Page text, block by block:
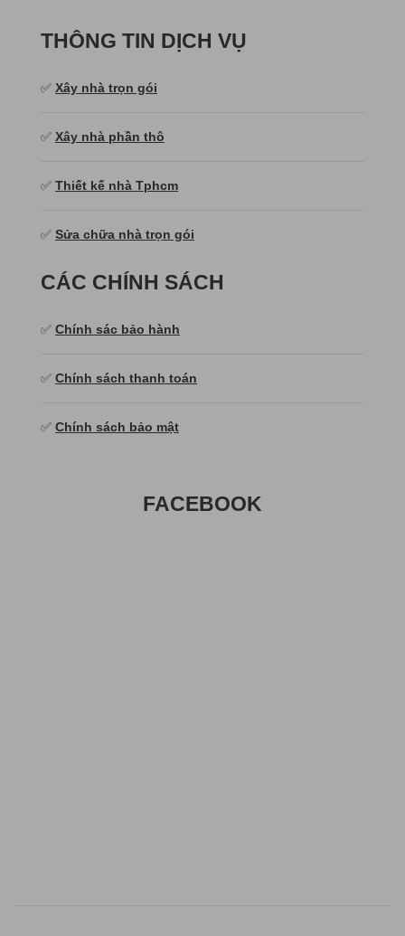
THÔNG TIN DỊCH VỤ
✅ Xây nhà trọn gói
✅ Xây nhà phần thô
✅ Thiết kế nhà Tphcm
✅ Sửa chữa nhà trọn gói
CÁC CHÍNH SÁCH
✅ Chính sác bảo hành
✅ Chính sách thanh toán
✅ Chính sách bảo mật
FACEBOOK